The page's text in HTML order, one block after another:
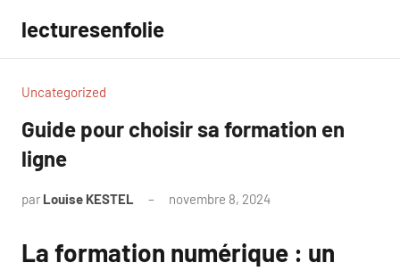
contenu
lecturesenfolie
Uncategorized
Guide pour choisir sa formation en
ligne
par Louise KESTEL novembre 8, 2024
La formation numérique : un